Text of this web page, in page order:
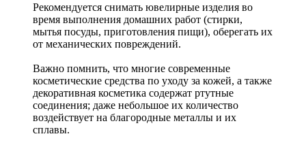
Рекомендуется снимать ювелирные изделия во
время выполнения домашних работ (стирки,
мытья посуды, приготовления пищи), оберегать их
от механических повреждений.
Важно помнить, что многие современные
косметические средства по уходу за кожей, а также
декоративная косметика содержат ртутные
соединения; даже небольшое их количество
воздействует на благородные металлы и их
сплавы.